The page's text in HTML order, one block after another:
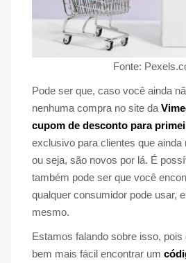
Fonte:
Pode ser que, caso você ainda
nenhuma compra no site da
cupom de desconto para
exclusivo para clientes que ainda
ou seja, são novos por lá. É
também pode ser que você
qualquer consumidor pode usar,
mesmo.
Estamos falando sobre isso,
bem mais fácil encontrar um